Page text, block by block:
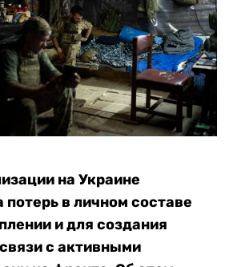
на Украине
потерь в личном составе
и для создания
с активными